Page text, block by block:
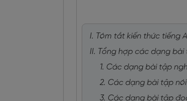
I. Tóm tắt kiến thức tiếng
II. Tổng hợp các dạng bài
1. Các dạng bài tập
2. Các dạng bài tập nói
3. Các dạng bài tập